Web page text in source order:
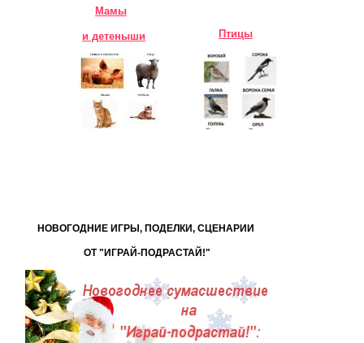
Мамы
и детеныши Птицы
НОВОГОДНИЕ ИГРЫ, ПОДЕЛКИ, СЦЕНАРИИ
ОТ "ИГРАЙ-ПОДРАСТАЙ!"